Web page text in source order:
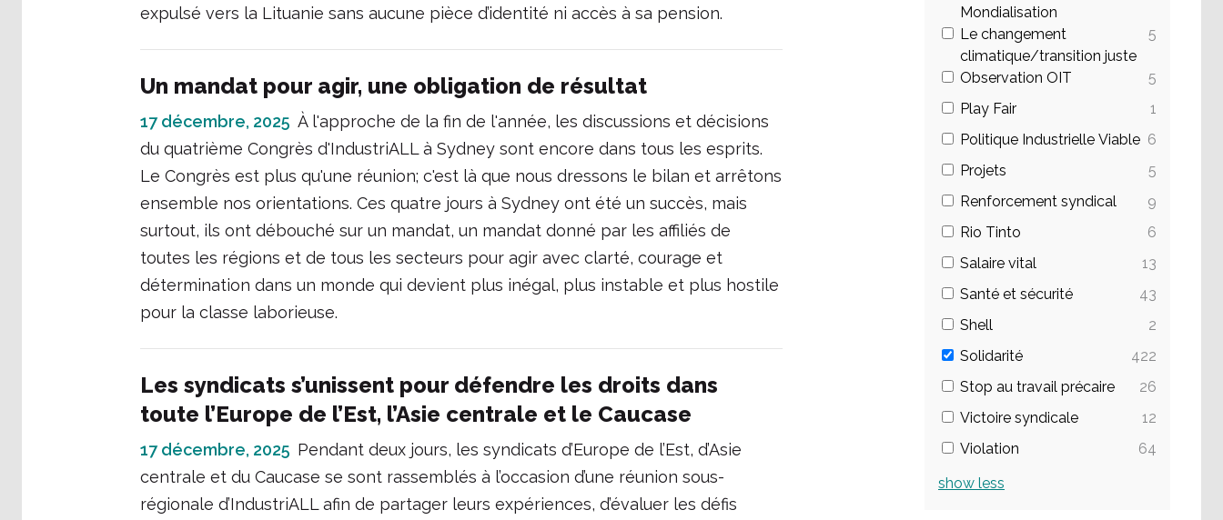
expulsé vers la Lituanie sans aucune pièce d’identité ni accès à sa pension.
Un mandat pour agir, une obligation de résultat
17 décembre, 2025 À l'approche de la fin de l'année, les discussions et décisions
du quatrième Congrès d'IndustriALL à Sydney sont encore dans tous les esprits.
Le Congrès est plus qu'une réunion; c'est là que nous dressons le bilan et arrêtons
ensemble nos orientations. Ces quatre jours à Sydney ont été un succès, mais
surtout, ils ont débouché sur un mandat, un mandat donné par les affiliés de
toutes les régions et de tous les secteurs pour agir avec clarté, courage et
détermination dans un monde qui devient plus inégal, plus instable et plus hostile
pour la classe laborieuse.
Les syndicats s’unissent pour défendre les droits dans
toute l’Europe de l’Est, l’Asie centrale et le Caucase
17 décembre, 2025 Pendant deux jours, les syndicats d’Europe de l’Est, d’Asie
centrale et du Caucase se sont rassemblés à l’occasion d’une réunion sous-
régionale d’IndustriALL afin de partager leurs expériences, d’évaluer les défis
Mondialisation
Le changement
climatique/transition juste
5
Observation OIT
5
Play Fair
1
Politique Industrielle Viable 6
Projets
5
Renforcement syndical
9
Rio Tinto
6
Salaire vital
13
Santé et sécurité
43
Shell
2
Solidarité
422
Stop au travail précaire
26
Victoire syndicale
12
Violation
64
show less